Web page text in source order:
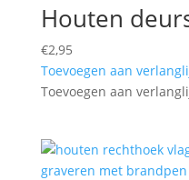
Houten
€2,95
Toevoegen aan
Toevoegen aan